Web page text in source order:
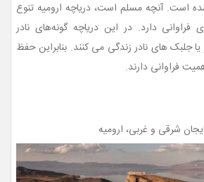
است. آنچه مسلم است، دریاچه ارومیه تنوع
فراوانی دارد. در این دریاچه گونه‌های نادر
یا جلبک های نادر زندگی می کنند. بنابراین حفظ
فراوانی دارند.
شرقی و غربی، ارومیه